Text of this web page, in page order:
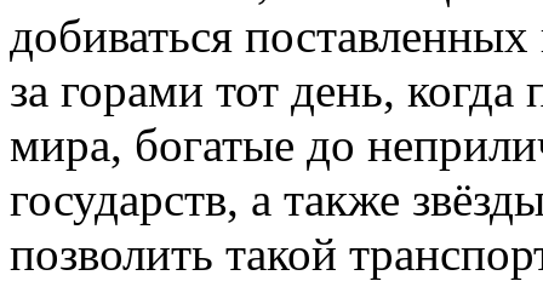
добиваться
за горами тот день, когда
мира, богатые до
государств, а также
позволить такой